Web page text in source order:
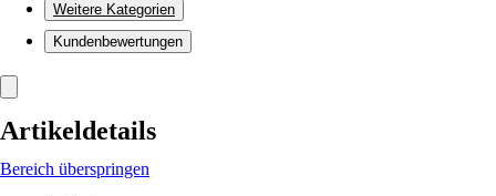
Weitere Kategorien
Kundenbewertungen
Artikeldetails
Bereich überspringen